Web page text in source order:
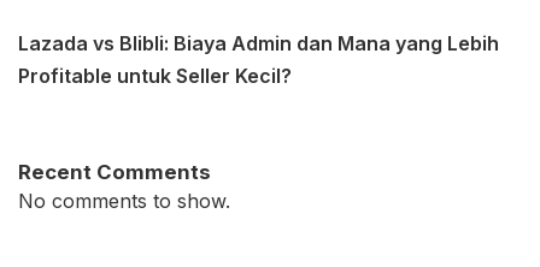
Lazada vs Blibli: Biaya Admin dan Mana yang Lebih
Profitable untuk Seller Kecil?
Recent Comments
No comments to show.